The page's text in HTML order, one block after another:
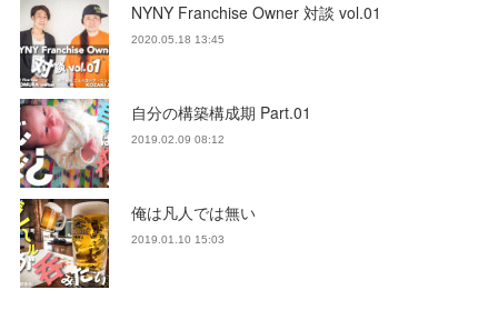
NYNY Franchise Owner 対談 vol.01
2020.05.18 13:45
自分の構築構成期 Part.01
2019.02.09 08:12
俺は凡人では無い
2019.01.10 15:03